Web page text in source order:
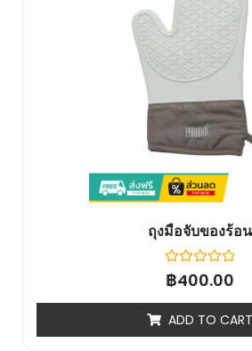
ถุงมือจับของร้อน
Rated
0
5
฿400.00
ADD TO CART